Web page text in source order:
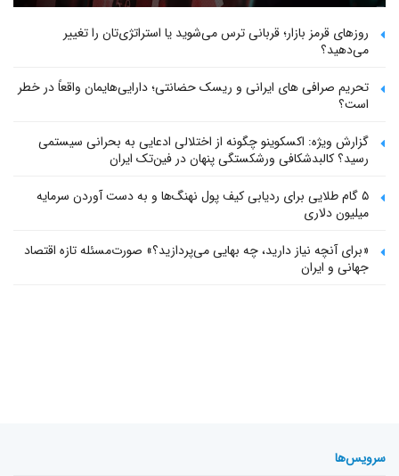
روزهای قرمز بازار؛ قربانی ترس می‌شوید یا استراتژی‌تان را تغییر
می‌دهید؟
تحریم صرافی های ایرانی و ریسک حضانتی؛ دارایی‌هایمان واقعاً در خطر
است؟
گزارش ویژه: اکسکوینو چگونه از اختلالی ادعایی به بحرانی سیستمی
رسید؟ کالبدشکافی ورشکستگی پنهان در فین‌تک ایران
۵ گام طلایی برای ردیابی کیف پول‌ نهنگ‌ها و به دست آوردن سرمایه
میلیون دلاری
«برای آنچه نیاز دارید، چه بهایی می‌پردازید؟» صورت‌مسئله تازه اقتصاد
جهانی و ایران
سرویس‌ها